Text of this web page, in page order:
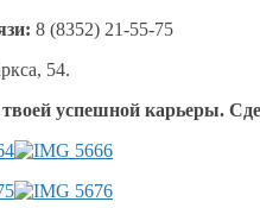
8 (8352) 21-55-75
54.
успешной карьеры.